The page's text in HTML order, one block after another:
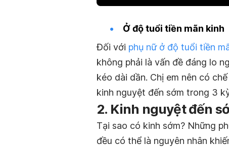
Ở độ tuổi tiền mãn kinh
Đối với phụ nữ ở độ tuổi tiền
không phải là vấn đề đáng lo
kéo dài dần. Chị em nên có
kinh nguyệt đến sớm trong 3
2. Kinh nguyệt đến
Tại sao có kinh sớm? Những
đều có thể là nguyên nhân